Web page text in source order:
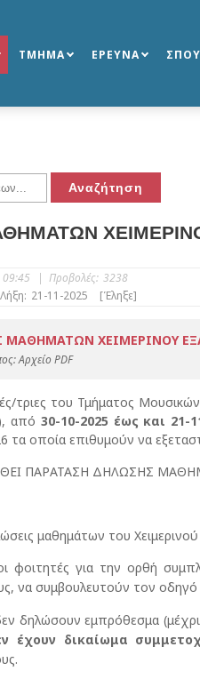
ΤΜΗΜΑ ΕΡΕΥΝΑ
| Προβολές: 3238
Λήξη: 21-11-2025 [Έληξε]
ΧΕΙΜΕΡΙΝΟΥ
Αρχείο PDF
τριες του Τμήματος
από 30-10-2025 έως και 21-
τα οποία επιθυμούν να
ΠΑΡΑΤΑΣΗ ΔΗΛΩΣΗΣ
μαθημάτων του
φοιτητές για την ορθή
να συμβουλευτούν τον
δηλώσουν εμπρόθεσμα (μέχρι
έχουν δικαίωμα